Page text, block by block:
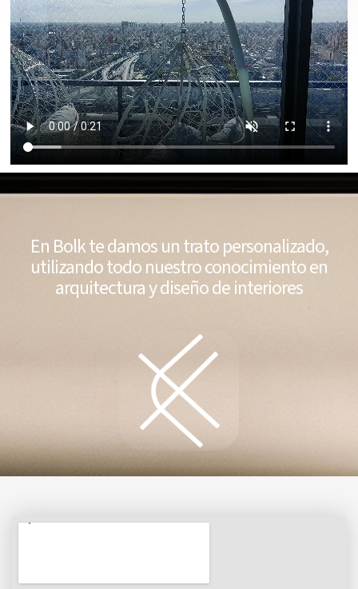
En Bolk te damos un trato personalizado,
utilizando todo nuestro conocimiento en
arquitectura y diseño de interiores